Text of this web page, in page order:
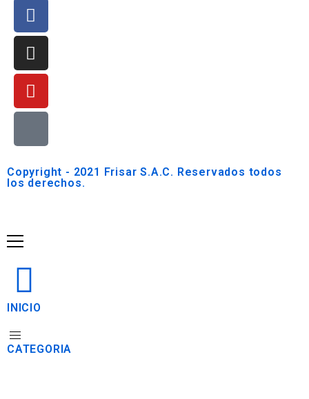
Copyright - 2021 Frisar S.A.C. Reservados todos
los derechos.
INICIO
CATEGORIA